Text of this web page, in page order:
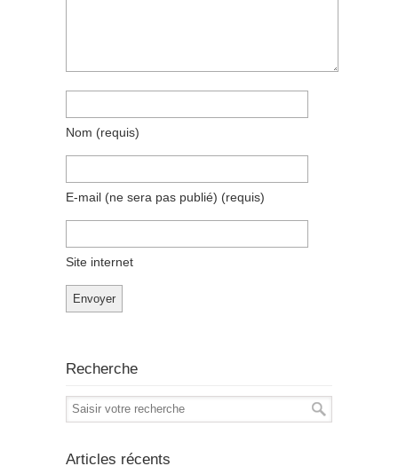
Nom (requis)
E-mail (ne sera pas publié) (requis)
Site internet
Recherche
Articles récents